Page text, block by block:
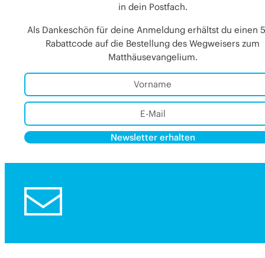
in dein Postfach.
Als Dankeschön für deine Anmeldung erhältst du einen
Rabattcode auf die Bestellung des Wegweisers zum
Matthäusevangelium.
Newsletter erhalten